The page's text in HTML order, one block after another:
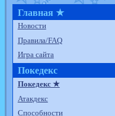
Главная ★
Новости
Правила/FAQ
Игра сайта
Покедекс
Покедекс ★
Атакдекс
Способности